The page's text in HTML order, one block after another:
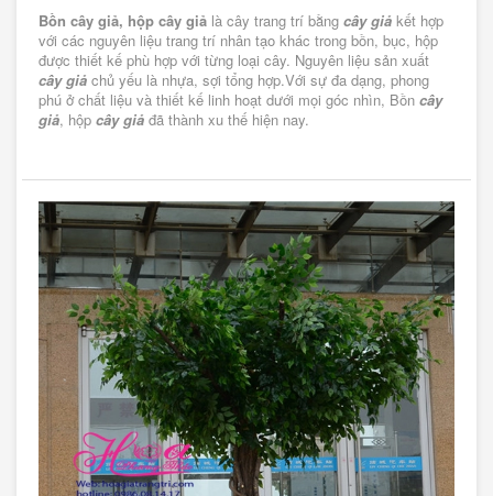
Bồn cây giả, hộp cây giả là cây trang trí bằng cây giả kết hợp
với các nguyên liệu trang trí nhân tạo khác trong bồn, bục, hộp
được thiết kế phù hợp với từng loại cây. Nguyên liệu sản xuất
cây giả chủ yếu là nhựa, sợi tổng hợp.Với sự đa dạng, phong
phú ở chất liệu và thiết kế linh hoạt dưới mọi góc nhìn, Bồn cây
giả, hộp cây giả đã thành xu thế hiện nay.